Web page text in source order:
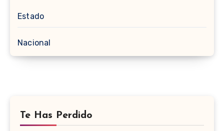
Estado
Nacional
Te Has Perdido